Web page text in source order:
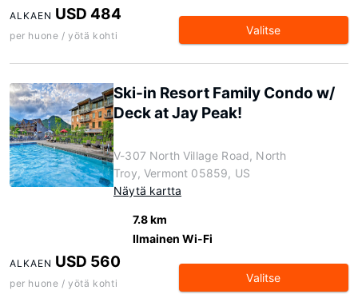
ALKAEN USD 484
per huone / yötä kohti Valitse
Ski-in Resort Family Condo w/
Deck at Jay Peak!
V-307 North Village Road, North
Troy, Vermont 05859, US
Näytä kartta
7.8 km
Ilmainen Wi-Fi
ALKAEN USD 560
per huone / yötä kohti Valitse